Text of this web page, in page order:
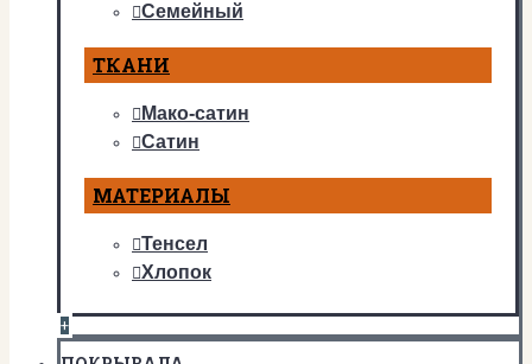
Семейный
ТКАНИ
Мако-сатин
Сатин
МАТЕРИАЛЫ
Тенсел
Хлопок
+